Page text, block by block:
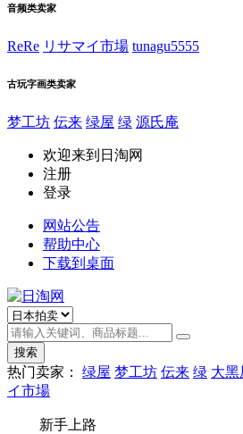
音频类卖家
ReRe リサマイ市場 tunagu5555
古玩字画类卖家
梦工坊 伝来 绿屋 绿 源氏庵
欢迎来到日淘网
注册
登录
网站公告
帮助中心
下载到桌面
搜索
热门卖家： 绿屋 梦工坊 伝来 绿 大黑
イ市場
新手上路